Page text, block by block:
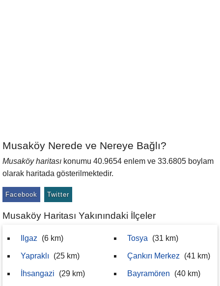
Musaköy Nerede ve Nereye Bağlı?
Musaköy haritası konumu 40.9654 enlem ve 33.6805 boylam
olarak haritada gösterilmektedir.
Facebook Twitter
Musaköy Haritası Yakınındaki İlçeler
Ilgaz (6 km)
Yapraklı (25 km)
İhsangazi (29 km)
Tosya (31 km)
Çankırı Merkez (41 km)
Bayramören (40 km)